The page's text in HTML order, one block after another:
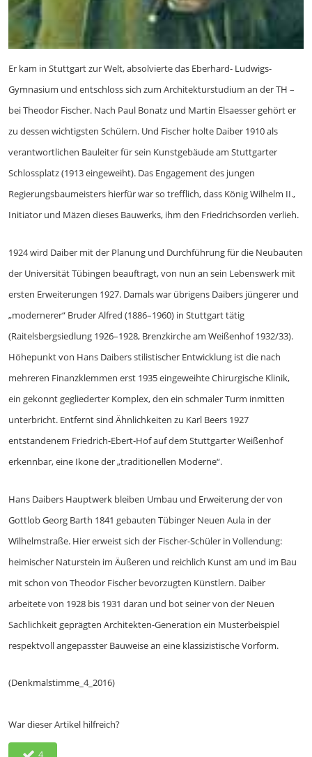
Er kam in Stuttgart zur Welt, absolvierte das Eberhard- Ludwigs-
Gymnasium und entschloss sich zum Architekturstudium an der TH –
bei Theodor Fischer. Nach Paul Bonatz und Martin Elsaesser gehört er
zu dessen wichtigsten Schülern. Und Fischer holte Daiber 1910 als
verantwortlichen Bauleiter für sein Kunstgebäude am Stuttgarter
Schlossplatz (1913 eingeweiht). Das Engagement des jungen
Regierungsbaumeisters hierfür war so trefflich, dass König Wilhelm II.,
Initiator und Mäzen dieses Bauwerks, ihm den Friedrichsorden verlieh.
1924 wird Daiber mit der Planung und Durchführung für die Neubauten
der Universität Tübingen beauftragt, von nun an sein Lebenswerk mit
ersten Erweiterungen 1927. Damals war übrigens Daibers jüngerer und
„modernerer“ Bruder Alfred (1886–1960) in Stuttgart tätig
(Raitelsbergsiedlung 1926–1928, Brenzkirche am Weißenhof 1932/33).
Höhepunkt von Hans Daibers stilistischer Entwicklung ist die nach
mehreren Finanzklemmen erst 1935 eingeweihte Chirurgische Klinik,
ein gekonnt gegliederter Komplex, den ein schmaler Turm inmitten
unterbricht. Entfernt sind Ähnlichkeiten zu Karl Beers 1927
entstandenem Friedrich-Ebert-Hof auf dem Stuttgarter Weißenhof
erkennbar, eine Ikone der „traditionellen Moderne“.
Hans Daibers Hauptwerk bleiben Umbau und Erweiterung der von
Gottlob Georg Barth 1841 gebauten Tübinger Neuen Aula in der
Wilhelmstraße. Hier erweist sich der Fischer-Schüler in Vollendung:
heimischer Naturstein im Äußeren und reichlich Kunst am und im Bau
mit schon von Theodor Fischer bevorzugten Künstlern. Daiber
arbeitete von 1928 bis 1931 daran und bot seiner von der Neuen
Sachlichkeit geprägten Architekten-Generation ein Musterbeispiel
respektvoll angepasster Bauweise an eine klassizistische Vorform.
(Denkmalstimme_4_2016)
War dieser Artikel hilfreich?
4